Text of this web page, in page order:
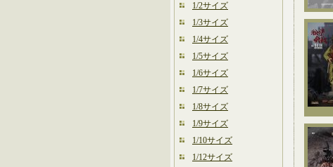
1/2サイズ
1/3サイズ
1/4サイズ
1/5サイズ
1/6サイズ
1/7サイズ
1/8サイズ
1/9サイズ
1/10サイズ
1/12サイズ